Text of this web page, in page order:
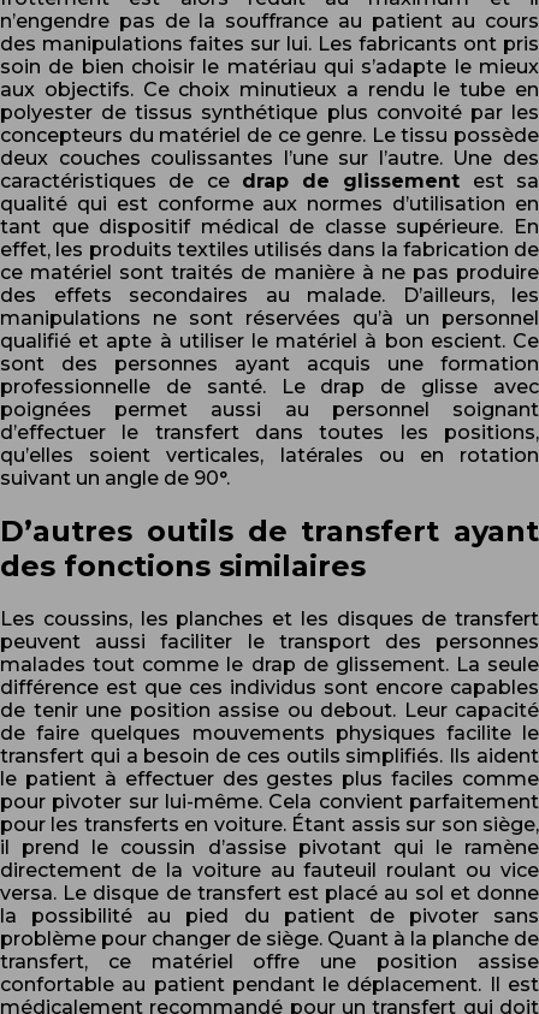
n’engendre pas de la souffrance au patient au cours
des manipulations faites sur lui. Les fabricants ont pris
soin de bien choisir le matériau qui s’adapte le mieux
aux objectifs. Ce choix minutieux a rendu le tube en
polyester de tissus synthétique plus convoité par les
concepteurs du matériel de ce genre. Le tissu possède
deux couches coulissantes l’une sur l’autre. Une des
caractéristiques de ce drap de glissement est sa
qualité qui est conforme aux normes d’utilisation en
tant que dispositif médical de classe supérieure. En
effet, les produits textiles utilisés dans la fabrication de
ce matériel sont traités de manière à ne pas produire
des effets secondaires au malade. D’ailleurs, les
manipulations ne sont réservées qu’à un personnel
qualifié et apte à utiliser le matériel à bon escient. Ce
sont des personnes ayant acquis une formation
professionnelle de santé. Le drap de glisse avec
poignées permet aussi au personnel soignant
d’effectuer le transfert dans toutes les positions,
qu’elles soient verticales, latérales ou en rotation
suivant un angle de 90°.
D’autres outils de transfert ayant
des fonctions similaires
Les coussins, les planches et les disques de transfert
peuvent aussi faciliter le transport des personnes
malades tout comme le drap de glissement. La seule
différence est que ces individus sont encore capables
de tenir une position assise ou debout. Leur capacité
de faire quelques mouvements physiques facilite le
transfert qui a besoin de ces outils simplifiés. Ils aident
le patient à effectuer des gestes plus faciles comme
pour pivoter sur lui-même. Cela convient parfaitement
pour les transferts en voiture. Étant assis sur son siège,
il prend le coussin d’assise pivotant qui le ramène
directement de la voiture au fauteuil roulant ou vice
versa. Le disque de transfert est placé au sol et donne
la possibilité au pied du patient de pivoter sans
problème pour changer de siège. Quant à la planche de
transfert, ce matériel offre une position assise
confortable au patient pendant le déplacement. Il est
médicalement recommandé pour un transfert qui doit